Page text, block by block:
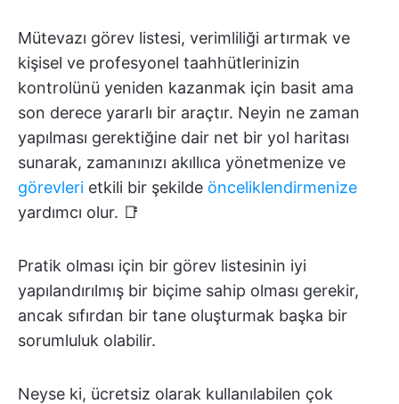
Mütevazı görev listesi, verimliliği artırmak ve
kişisel ve profesyonel taahhütlerinizin
kontrolünü yeniden kazanmak için basit ama
son derece yararlı bir araçtır. Neyin ne zaman
yapılması gerektiğine dair net bir yol haritası
sunarak, zamanınızı akıllıca yönetmenize ve
görevleri etkili bir şekilde önceliklendirmenize
yardımcı olur. 📑
Pratik olması için bir görev listesinin iyi
yapılandırılmış bir biçime sahip olması gerekir,
ancak sıfırdan bir tane oluşturmak başka bir
sorumluluk olabilir.
Neyse ki, ücretsiz olarak kullanılabilen çok